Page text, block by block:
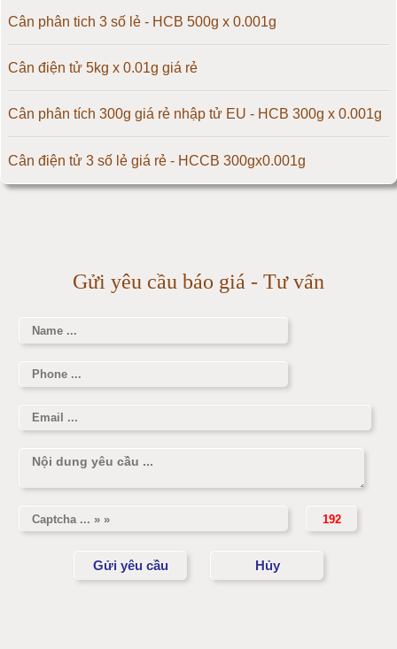
Cân điện tử 150kg
Cân điện tử 200kg
Cân điện tử 300kg
Cân điện tử 500kg
Cân điện tử 3000kg
Cân điện tử 1 tấn
Cân điện tử 2 tấn
Cân điện tử 3 tấn
Cân điện tử 10 tấn
Cân điện tử 15 tấn
Cân phân tich 3 số lẻ - HCB 500g x 0.001g
Cân điện tử 5kg x 0.01g giá rẻ
Cân phân tích 300g giá rẻ nhập tử EU - HCB 300g x 0.001g
Cân điện tử 3 số lẻ giá rẻ - HCCB 300gx0.001g
Gửi yêu cầu báo giá - Tư vấn